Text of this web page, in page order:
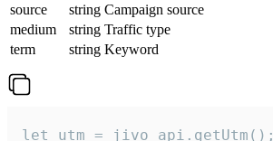
source
string Campaign source
medium
string Traffic type
term
string Keyword
let utm = jivo_api.getUtm();